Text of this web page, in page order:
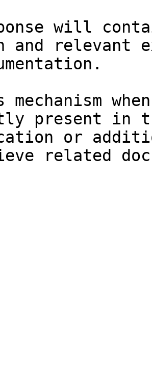
will
and relevant
mechanism
present in
or